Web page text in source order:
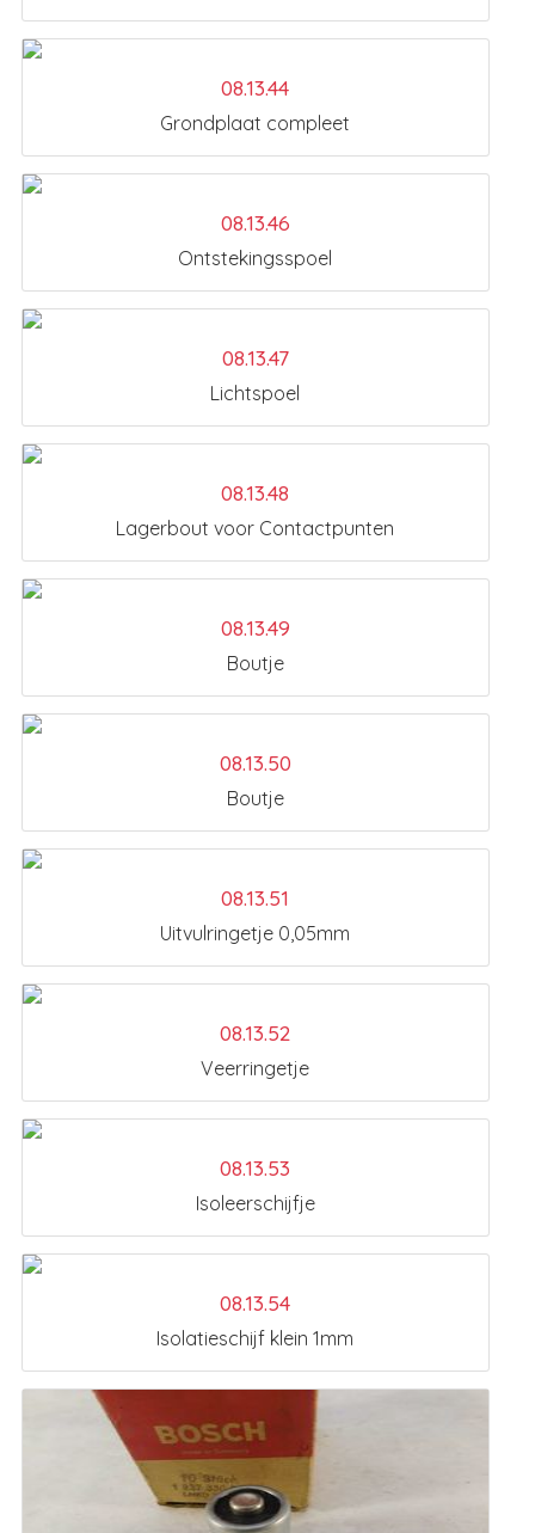
08.13.44
Grondplaat compleet
08.13.46
Ontstekingsspoel
08.13.47
Lichtspoel
08.13.48
Lagerbout voor Contactpunten
08.13.49
Boutje
08.13.50
Boutje
08.13.51
Uitvulringetje 0,05mm
08.13.52
Veerringetje
08.13.53
Isoleerschijfje
08.13.54
Isolatieschijf klein 1mm